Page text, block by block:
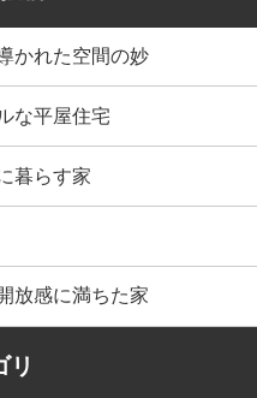
かれた空間の妙
な平屋住宅
暮らす家
放感に満ちた家
リ